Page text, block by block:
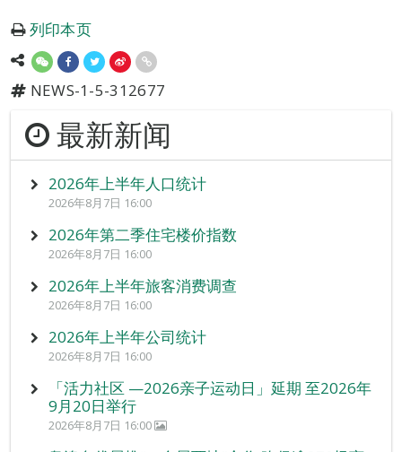
列印本页
NEWS-1-5-312677
最新新闻
2026年上半年人口统计
2026年8月7日 16:00
2026年第二季住宅楼价指数
2026年8月7日 16:00
2026年上半年旅客消费调查
2026年8月7日 16:00
2026年上半年公司统计
2026年8月7日 16:00
「活力社区 —2026亲子运动日」延期 至2026年
9月20日举行
2026年8月7日 16:00